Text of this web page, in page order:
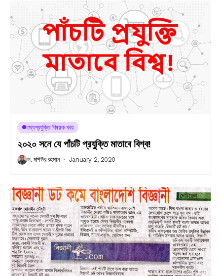
তথ্যপ্রযুক্তি বিষয়ক খবর
২০২০ সনে যে পাঁচটি প্রযুক্তি মাতাবে বিশ্ব!
ড. মশিউর রহমান January 2, 2020